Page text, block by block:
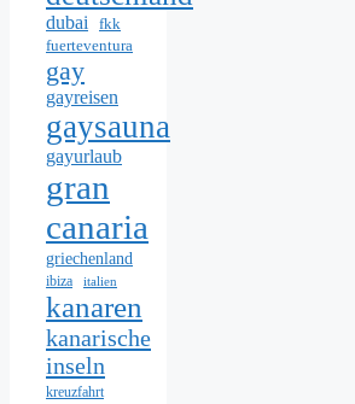
dubai
fkk
fuerteventura
gay
gayreisen
gaysauna
gayurlaub
gran
canaria
griechenland
ibiza italien
kanaren
kanarische
inseln
kreuzfahrt